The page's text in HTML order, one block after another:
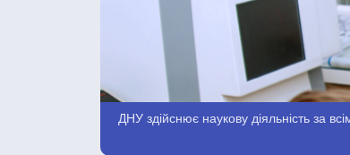
ДНУ здійснює наукову діяльність за